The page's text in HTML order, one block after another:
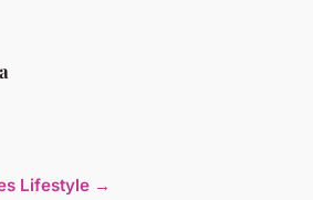
Lifestyle →